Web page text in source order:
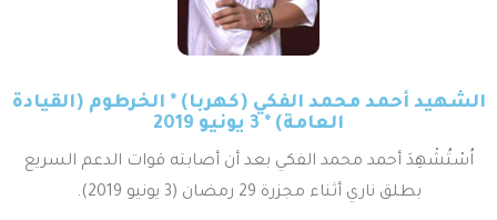
الشهيد أحمد محمد الفكي (كهربا) * الخرطوم (القيادة
العامة) * 3 يونيو 2019
اُسْتُشْهِدَ أحمد محمد الفكي بعد أن أصابته قوات الدعم السريع
بطلق ناري أثناء مجزرة 29 رمضان (3 يونيو 2019).